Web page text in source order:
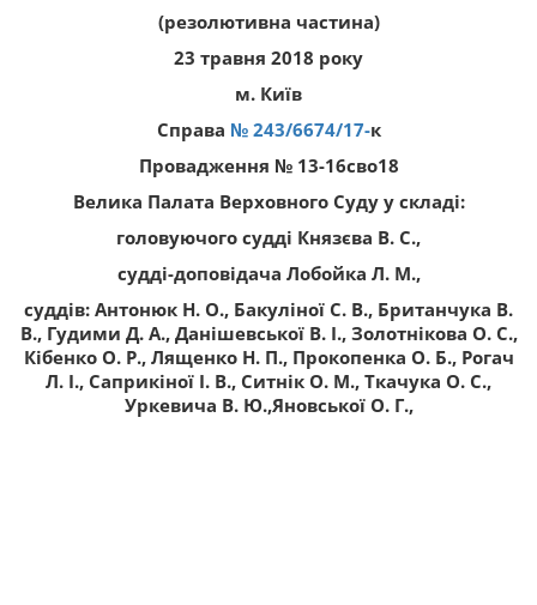
(резолютивна частина)
23 травня 2018 року
м. Київ
Справа № 243/6674/17-к
Провадження № 13-16cво18
Велика Палата Верховного Суду у складі:
головуючого судді Князєва В. С.,
судді-доповідача Лобойка Л. М.,
суддів: Антонюк Н. О., Бакуліної С. В., Британчука В.
В., Гудими Д. А., Данішевської В. І., Золотнікова О. С.,
Кібенко О. Р., Лященко Н. П., Прокопенка О. Б., Рогач
Л. І., Саприкіної І. В., Ситнік О. М., Ткачука О. С.,
Уркевича В. Ю.,Яновської О. Г.,